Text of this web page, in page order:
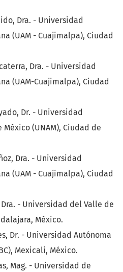
Dra. - Universidad
(UAM - Cuajimalpa), Ciudad
Dra. - Universidad
(UAM-Cuajimalpa), Ciudad
Dr. - Universidad
(UNAM), Ciudad de
Dra. - Universidad
(UAM - Cuajimalpa), Ciudad
- Universidad del Valle de
México.
Dr. - Universidad Autónoma
Mexicali, México.
Mag. - Universidad de